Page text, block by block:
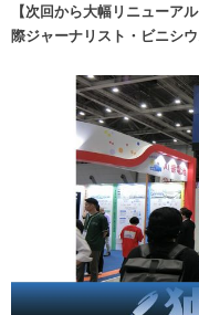
【次回から大幅リニュー
際ジャーナリスト・ビニシ